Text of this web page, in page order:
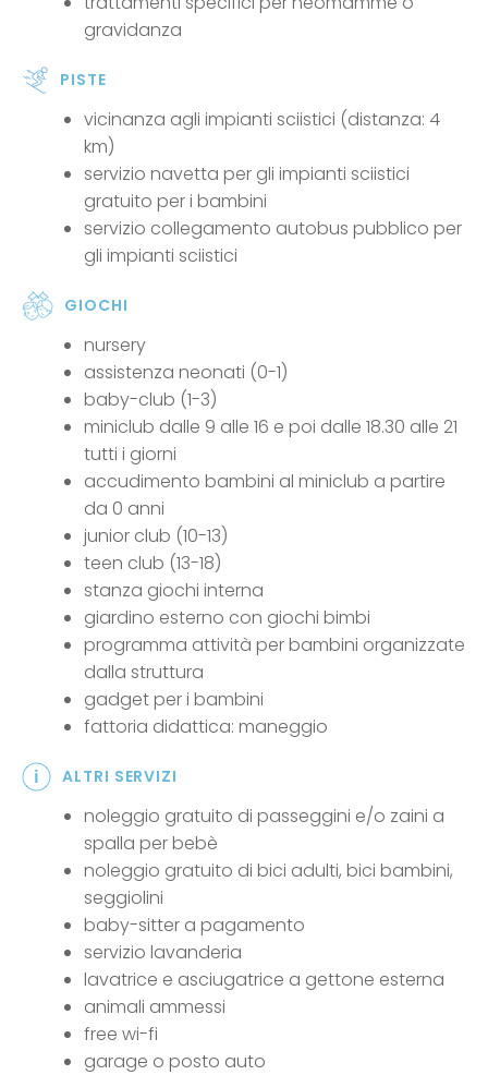
gravidanza
PISTE
vicinanza agli impianti sciistici (distanza: 4
km)
servizio navetta per gli impianti sciistici
gratuito per i bambini
servizio collegamento autobus pubblico per
gli impianti sciistici
GIOCHI
nursery
assistenza neonati (0-1)
baby-club (1-3)
miniclub dalle 9 alle 16 e poi dalle 18.30 alle 21
tutti i giorni
accudimento bambini al miniclub a partire
da 0 anni
junior club (10-13)
teen club (13-18)
stanza giochi interna
giardino esterno con giochi bimbi
programma attività per bambini organizzate
dalla struttura
gadget per i bambini
fattoria didattica: maneggio
ALTRI SERVIZI
noleggio gratuito di passeggini e/o zaini a
spalla per bebè
noleggio gratuito di bici adulti, bici bambini,
seggiolini
baby-sitter a pagamento
servizio lavanderia
lavatrice e asciugatrice a gettone esterna
animali ammessi
free wi-fi
garage o posto auto